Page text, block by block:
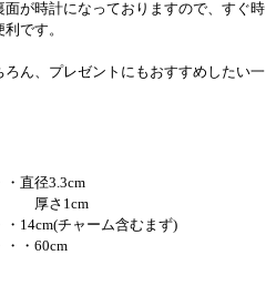
面が時計になっておりますので、すぐ時
です。
ろん、プレゼントにもおすすめしたい一
・直径3.3cm
・14cm(チャーム含むまず)
・・60cm